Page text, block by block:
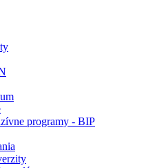
programy - BIP